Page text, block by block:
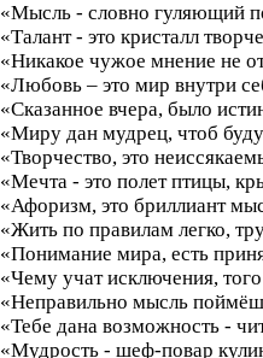
«Мысль - словно гуляющий
«Талант - это кристалл
«Никакое чужое мнение не
«Любовь – это мир внутри
«Сказанное вчера, было
«Миру дан мудрец, чтоб
«Творчество, это
«Мечта - это полет птицы,
«Афоризм, это бриллиант
«Жить по правилам легко,
«Понимание мира, есть
«Чему учат исключения,
«Неправильно мысль
«Тебе дана возможность -
«Мудрость - шеф-повар